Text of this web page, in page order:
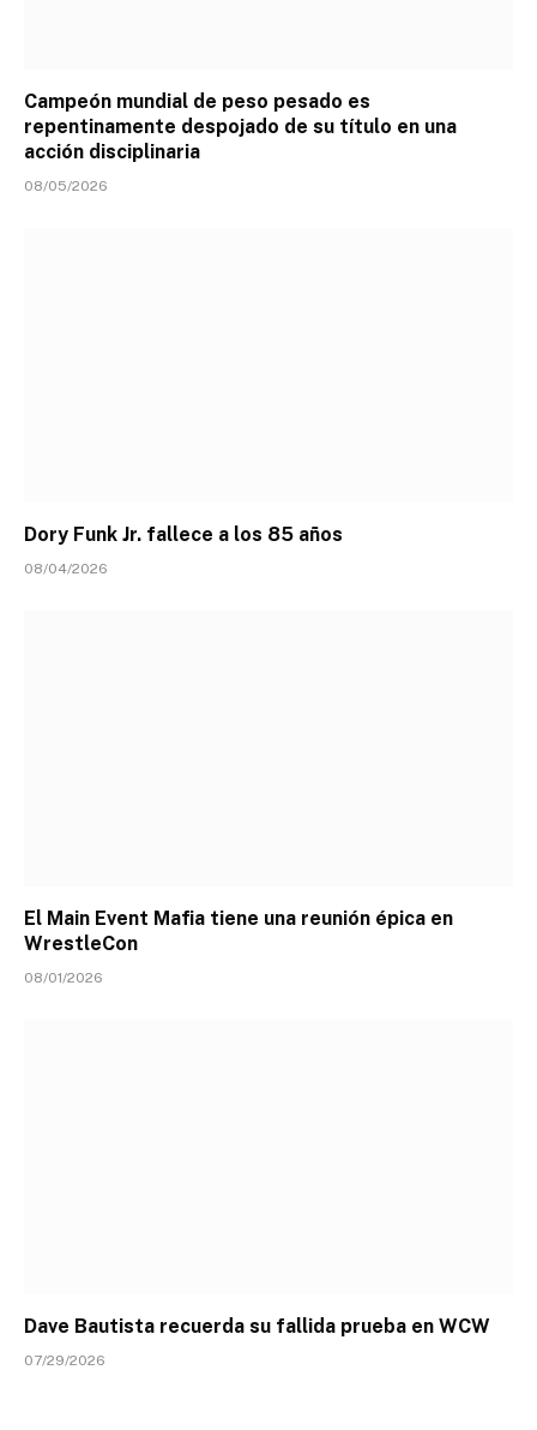
Campeón mundial de peso pesado es
repentinamente despojado de su título en una
acción disciplinaria
08/05/2026
Dory Funk Jr. fallece a los 85 años
08/04/2026
El Main Event Mafia tiene una reunión épica en
WrestleCon
08/01/2026
Dave Bautista recuerda su fallida prueba en WCW
07/29/2026